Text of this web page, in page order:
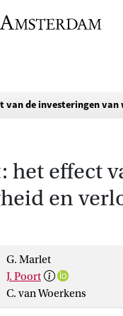
van de investeringen
het effect
en
G. Marlet
J. Poort
C. van Woerkens